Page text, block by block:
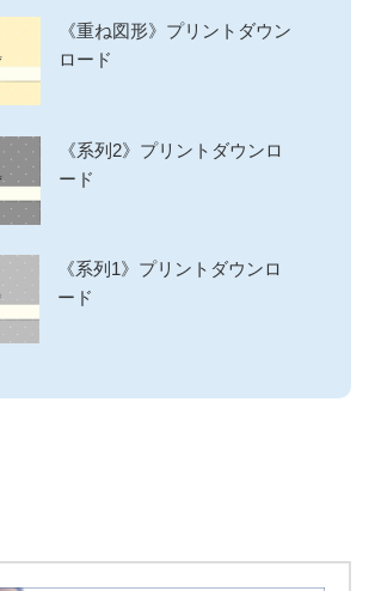
《重ね図形》プリントダウン
ロード
《系列2》プリントダウンロ
ード
《系列1》プリントダウンロ
ード